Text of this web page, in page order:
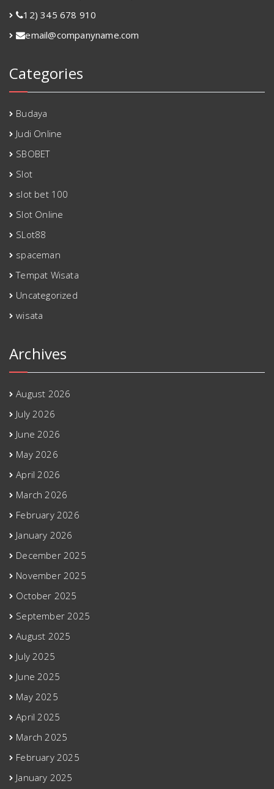
12) 345 678 910
email@companyname.com
Categories
Budaya
Judi Online
SBOBET
Slot
slot bet 100
Slot Online
SLot88
spaceman
Tempat Wisata
Uncategorized
wisata
Archives
August 2026
July 2026
June 2026
May 2026
April 2026
March 2026
February 2026
January 2026
December 2025
November 2025
October 2025
September 2025
August 2025
July 2025
June 2025
May 2025
April 2025
March 2025
February 2025
January 2025